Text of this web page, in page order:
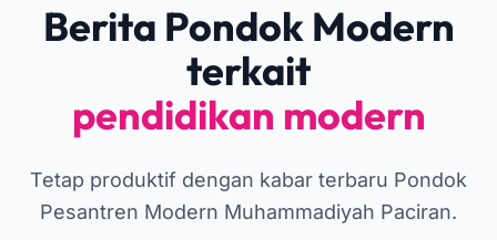
Berita Pondok Modern
terkait
pendidikan modern
Tetap produktif dengan kabar terbaru Pondok
Pesantren Modern Muhammadiyah Paciran.